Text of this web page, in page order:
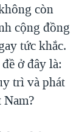
còn
cộng đồng
tức khắc.
ở đây là:
trì và phát